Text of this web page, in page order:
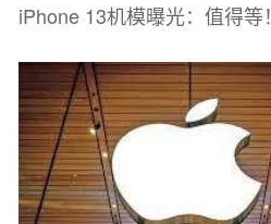
iPhone 13机模曝光：值得等！